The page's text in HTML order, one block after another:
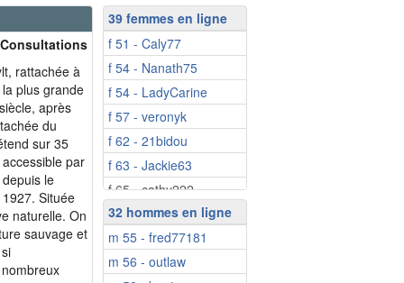
rattachée à
plus grande
après
du
sur 35
par
le
Située
naturelle. On
sauvage et
39 femmes en ligne
f 51 - Caly77
f 54 - Nanath75
f 54 - LadyCarine
f 57 - veronyk
f 62 - 21bidou
f 63 - Jackie63
f 65 - cathy222
f 66 - Caterina2a
f 67 - Neuvie
f 70 - Niicole
32 hommes en ligne
m 55 - fred77181
m 56 - outlaw